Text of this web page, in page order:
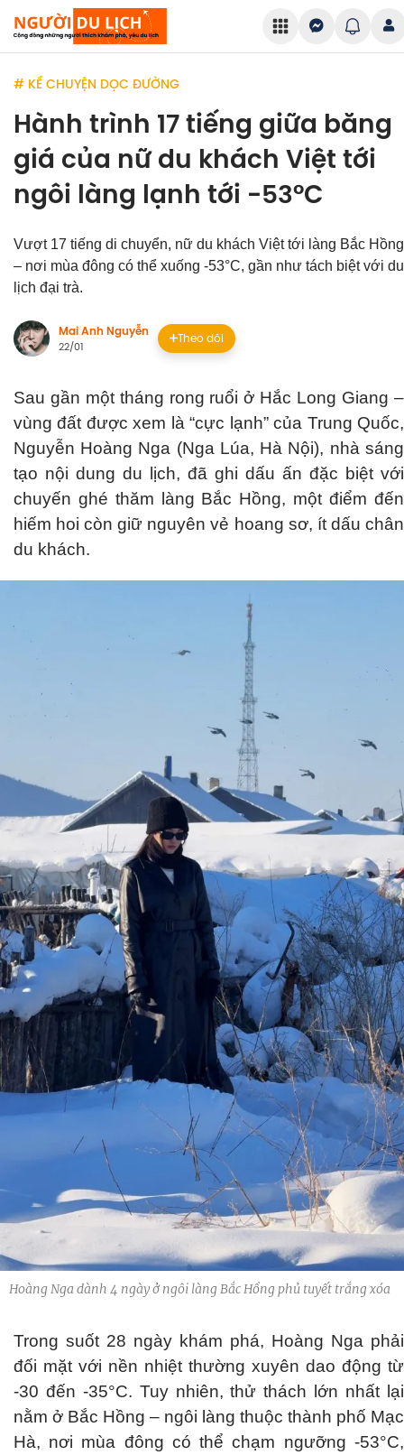
# KỂ CHUYỆN DỌC ĐƯỜNG
Hành trình 17 tiếng giữa băng
giá của nữ du khách Việt tới
ngôi làng lạnh tới -53°C
Vượt 17 tiếng di chuyển, nữ du khách Việt tới làng Bắc Hồng
– nơi mùa đông có thể xuống -53°C, gần như tách biệt với du
lịch đại trà.
Mai Anh Nguyễn
22/01
Theo dõi
Sau gần một tháng rong ruổi ở Hắc Long Giang –
vùng đất được xem là “cực lạnh” của Trung Quốc,
Nguyễn Hoàng Nga (Nga Lúa, Hà Nội), nhà sáng
tạo nội dung du lịch, đã ghi dấu ấn đặc biệt với
chuyến ghé thăm làng Bắc Hồng, một điểm đến
hiếm hoi còn giữ nguyên vẻ hoang sơ, ít dấu chân
du khách.
Hoàng Nga dành 4 ngày ở ngôi làng Bắc Hồng phủ tuyết trắng xóa
Trong suốt 28 ngày khám phá, Hoàng Nga phải
đối mặt với nền nhiệt thường xuyên dao động từ
-30 đến -35°C. Tuy nhiên, thử thách lớn nhất lại
nằm ở Bắc Hồng – ngôi làng thuộc thành phố Mạc
Hà, nơi mùa đông có thể chạm ngưỡng -53°C,